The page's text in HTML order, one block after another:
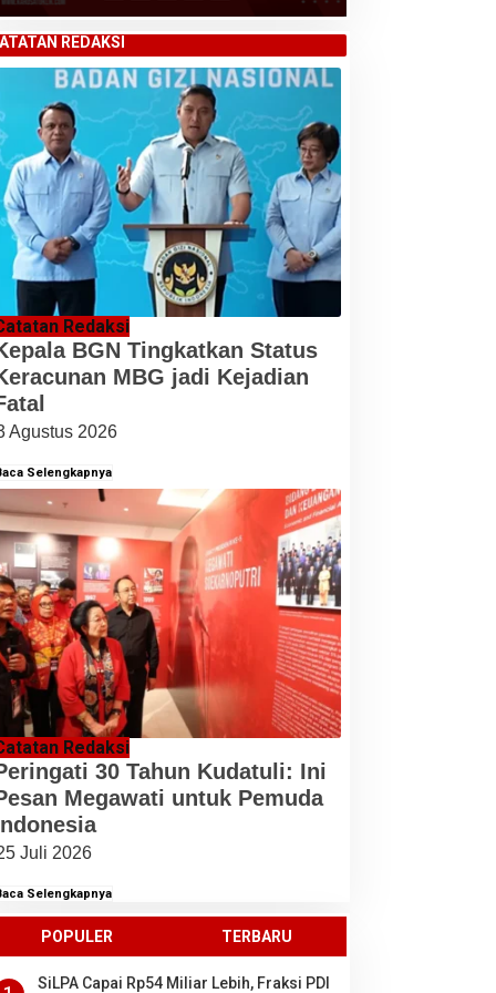
REDAKSI
Redaksi
BGN Tingkatkan Status
MBG jadi Kejadian
Agustus 2026
Selengkapnya
Redaksi
30 Tahun Kudatuli: Ini
Megawati untuk Pemuda
Juli 2026
Selengkapnya
POPULER TERBARU
SiLPA Capai Rp54 Miliar Lebih, Fraksi PDI